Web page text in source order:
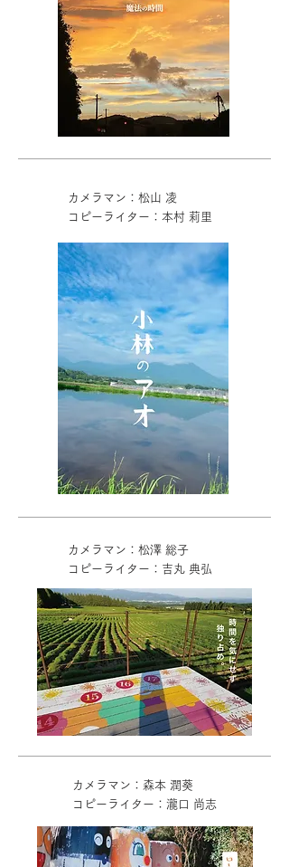
カメラマン：松山 凌
コピーライター：本村 莉里
カメラマン：松澤 総子
コピーライター：吉丸 典弘
カメラマン：森本 潤葵
コピーライター：瀧口 尚志